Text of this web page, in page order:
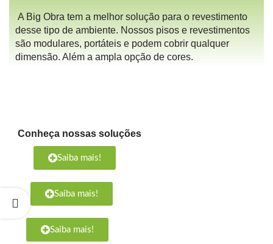
A Big Obra tem a melhor solução para o revestimento
desse tipo de ambiente. Nossos pisos e revestimentos
são modulares, portáteis e podem cobrir qualquer
dimensão. Além a ampla opção de cores.
Conheça nossas soluções
Saiba mais!
Saiba mais!
Saiba mais!